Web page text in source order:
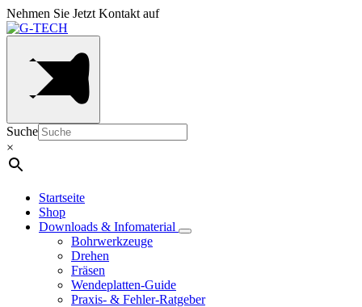
Nehmen Sie Jetzt Kontakt auf
Suche
×
Startseite
Shop
Downloads & Infomaterial
Bohrwerkzeuge
Drehen
Fräsen
Wendeplatten-Guide
Praxis- & Fehler-Ratgeber